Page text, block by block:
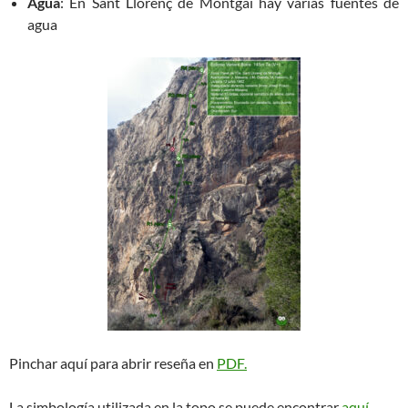
agua
Pinchar aquí para abrir reseña en PDF.